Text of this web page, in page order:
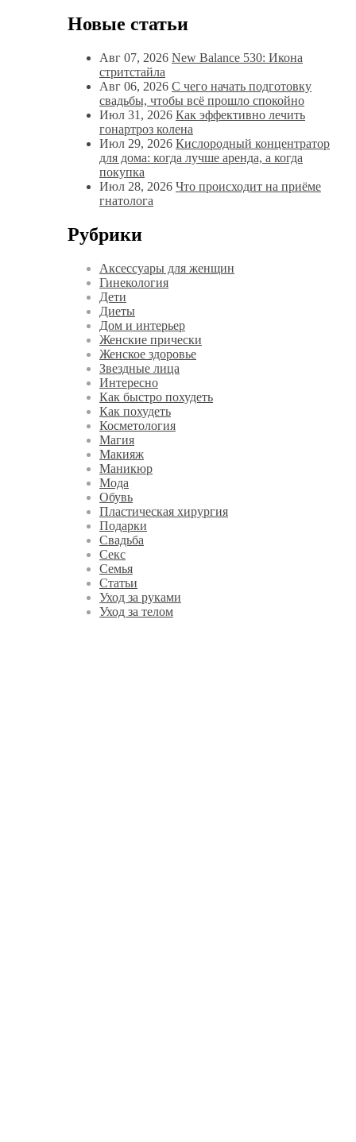
Новые статьи
Авг 07, 2026 New Balance 530: Икона
стритстайла
Авг 06, 2026 С чего начать подготовку
свадьбы, чтобы всё прошло спокойно
Июл 31, 2026 Как эффективно лечить
гонартроз колена
Июл 29, 2026 Кислородный концентратор
для дома: когда лучше аренда, а когда
покупка
Июл 28, 2026 Что происходит на приёме
гнатолога
Рубрики
Аксессуары для женщин
Гинекология
Дети
Диеты
Дом и интерьер
Женские прически
Женское здоровье
Звездные лица
Интересно
Как быстро похудеть
Как похудеть
Косметология
Магия
Макияж
Маникюр
Мода
Обувь
Пластическая хирургия
Подарки
Свадьба
Секс
Семья
Статьи
Уход за руками
Уход за телом